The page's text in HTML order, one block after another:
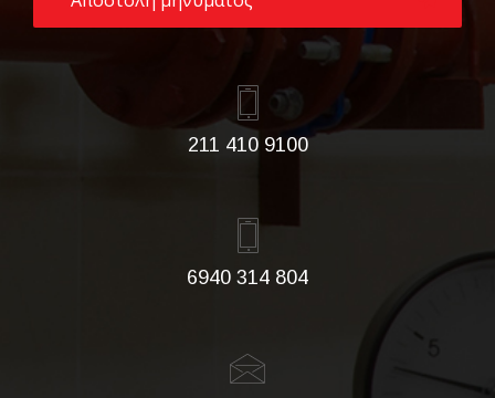
211 410 9100
6940 314 804